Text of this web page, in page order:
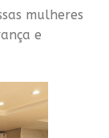
mulheres
e